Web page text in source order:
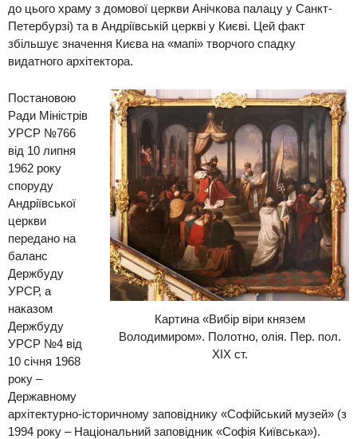
до цього храму з домової церкви Анічкова палацу у Санкт-
Петербурзі) та в Андріївській церкві у Києві. Цей факт
збільшує значення Києва на «мапі» творчого спадку
видатного архітектора.
Картина «Вибір віри князем
Володимиром». Полотно, олія. Пер. пол.
XIX ст.
Постановою
Ради Міністрів
УРСР №766
від 10 липня
1962 року
споруду
Андріївської
церкви
передано на
баланс
Держбуду
УРСР, а
наказом
Держбуду
УРСР №4 від
10 січня 1968
року –
Державному
архітектурно-історичному заповіднику «Софійський музей» (з
1994 року – Національний заповідник «Софія Київська»).